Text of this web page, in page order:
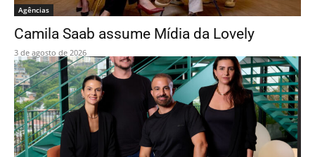
Agências
Camila Saab assume Mídia da Lovely
3 de agosto de 2026